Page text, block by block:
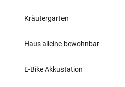
Kräutergarten
Haus alleine bewohnbar
E-Bike Akkustation